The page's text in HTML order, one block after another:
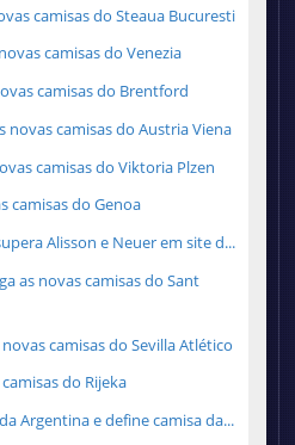
camisas do Steaua Bucuresti
camisas do Venezia
camisas do Brentford
novas camisas do Austria Viena
camisas do Viktoria Plzen
camisas do Genoa
Alisson e Neuer em site d...
as novas camisas do Sant
camisas do Sevilla Atlético
do Rijeka
Argentina e define camisa da...